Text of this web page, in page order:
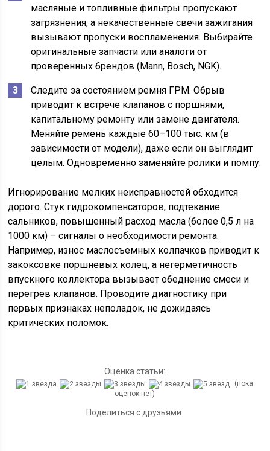
масляные и топливные фильтры пропускают
загрязнения, а некачественные свечи зажигания
вызывают пропуски воспламенения. Выбирайте
оригинальные запчасти или аналоги от
проверенных брендов (Mann, Bosch, NGK).
Следите за состоянием ремня ГРМ. Обрыв
приводит к встрече клапанов с поршнями,
капитальному ремонту или замене двигателя.
Меняйте ремень каждые 60–100 тыс. км (в
зависимости от модели), даже если он выглядит
целым. Одновременно заменяйте ролики и помпу.
Игнорирование мелких неисправностей обходится
дорого. Стук гидрокомпенсаторов, подтекание
сальников, повышенный расход масла (более 0,5 л на
1000 км) – сигналы о необходимости ремонта.
Например, износ маслосъемных колпачков приводит к
закоксовке поршневых колец, а негерметичность
впускного коллектора вызывает обеднение смеси и
перегрев клапанов. Проводите диагностику при
первых признаках неполадок, не дожидаясь
критических поломок.
Оценка статьи:
(пока
оценок нет)
Поделиться с друзьями: